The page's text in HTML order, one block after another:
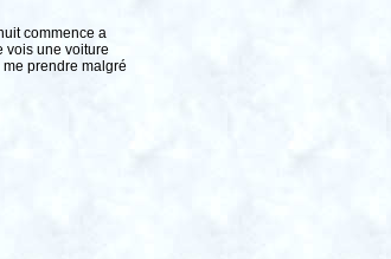
commence a
vois une voiture
prendre malgré